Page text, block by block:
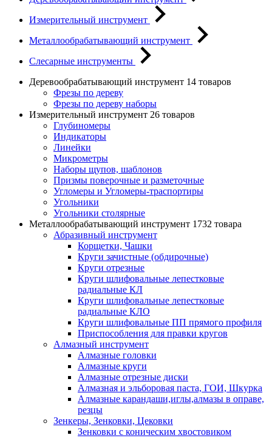
Измерительный инструмент
Металлообрабатывающий инструмент
Слесарные инструменты
Деревообрабатывающий инструмент 14 товаров
Фрезы по дереву
Фрезы по дереву наборы
Измерительный инструмент 26 товаров
Глубиномеры
Индикаторы
Линейки
Микрометры
Наборы щупов, шаблонов
Призмы поверочные и разметочные
Угломеры и Угломеры-траспортиры
Угольники
Угольники столярные
Металлообрабатывающий инструмент 1732 товара
Абразивный инструмент
Корщетки, Чашки
Круги зачистные (обдирочные)
Круги отрезные
Круги шлифовальные лепестковые
радиальные КЛ
Круги шлифовальные лепестковые
радиальные КЛО
Круги шлифовальные ПП прямого профиля
Приспособления для правки кругов
Алмазный инструмент
Алмазные головки
Алмазные круги
Алмазные отрезные диски
Алмазная и эльборовая паста, ГОИ, Шкурка
Алмазные карандаши,иглы,алмазы в оправе,
резцы
Зенкеры, Зенковки, Цековки
Зенковки с коническим хвостовиком